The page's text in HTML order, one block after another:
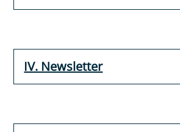
IV. Newsletter